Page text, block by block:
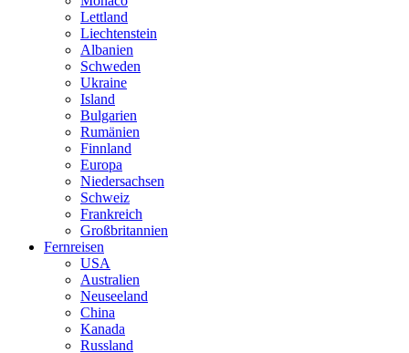
Lettland
Liechtenstein
Albanien
Schweden
Ukraine
Island
Bulgarien
Rumänien
Finnland
Europa
Niedersachsen
Schweiz
Frankreich
Großbritannien
Fernreisen
USA
Australien
Neuseeland
China
Kanada
Russland